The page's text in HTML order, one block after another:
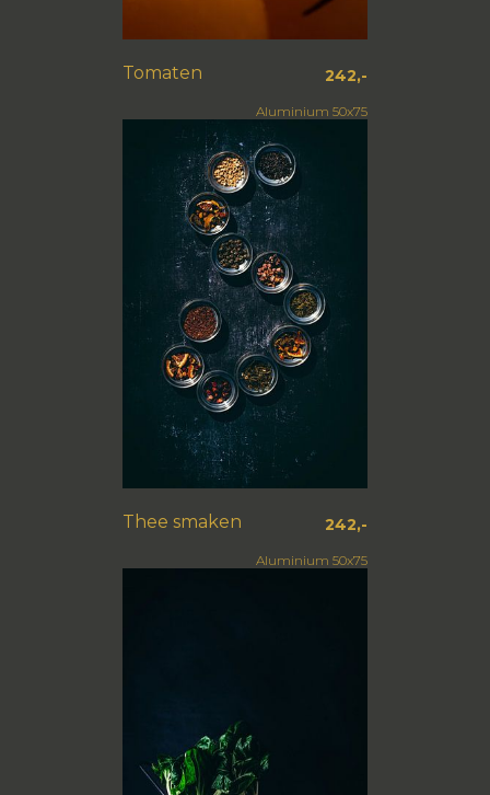
Tomaten 242,-
Aluminium 50x75
Thee smaken 242,-
Aluminium 50x75